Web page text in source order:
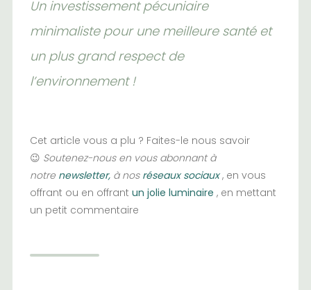
Un investissement pécuniaire
minimaliste pour une meilleure santé et
un plus grand respect de
l’environnement !
Cet article vous a plu ? Faites-le nous savoir
😉 Soutenez-nous en vous abonnant à
notre newsletter,à nos réseaux sociaux, en vous
offrant ou en offrant un jolie luminaire , en mettant
un petit commentaire